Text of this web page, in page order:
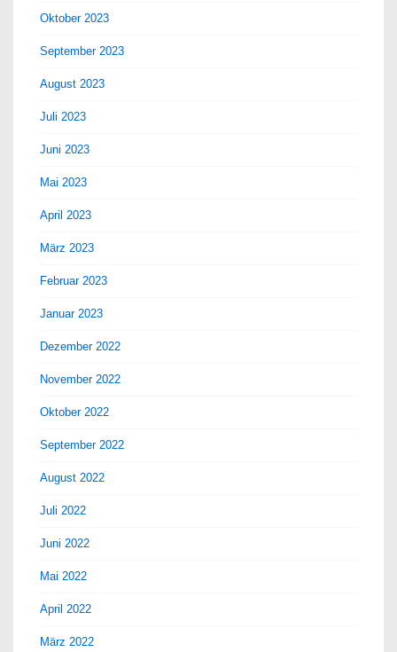
Oktober 2023
September 2023
August 2023
Juli 2023
Juni 2023
Mai 2023
April 2023
März 2023
Februar 2023
Januar 2023
Dezember 2022
November 2022
Oktober 2022
September 2022
August 2022
Juli 2022
Juni 2022
Mai 2022
April 2022
März 2022